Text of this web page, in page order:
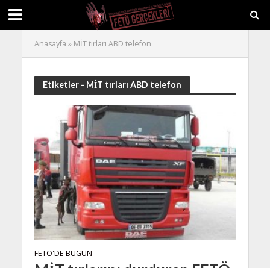
Anasayfa » MİT tırları ABD telefon
Etiketler - MİT tırları ABD telefon
FETÖ'DE BUGÜN